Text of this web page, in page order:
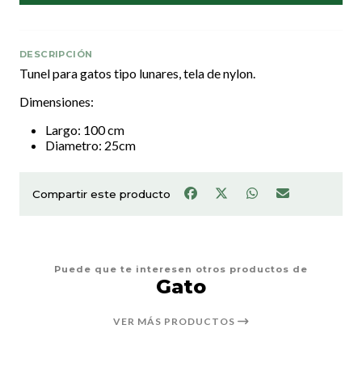
DESCRIPCIÓN
Tunel para gatos tipo lunares, tela de nylon.
Dimensiones:
Largo: 100 cm
Diametro: 25cm
Compartir este producto
Puede que te interesen otros productos de
Gato
VER MÁS PRODUCTOS